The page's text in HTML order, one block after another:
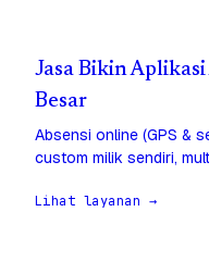
Jasa Bikin
Besar
Absensi online (GPS &
custom milik sendiri,
Lihat layanan →